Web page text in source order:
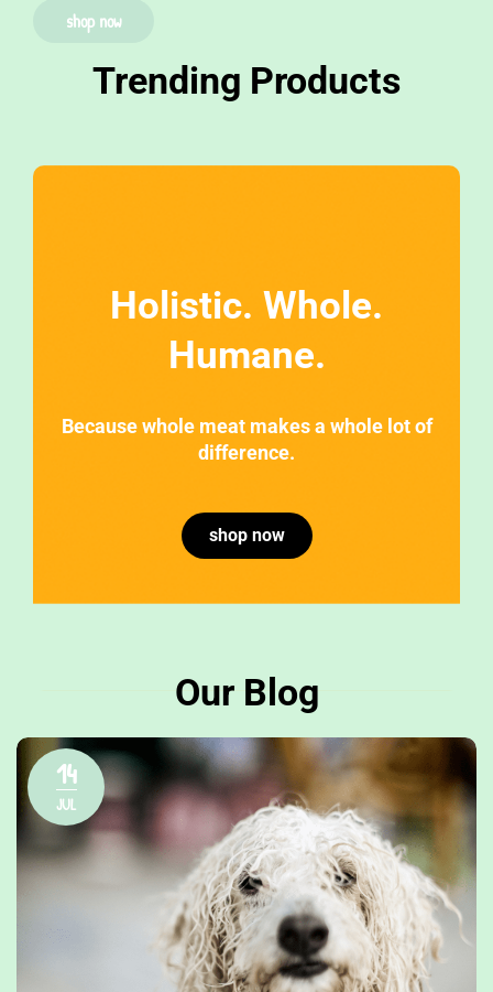
shop now
Trending Products
Holistic. Whole.
Humane.
Because whole meat makes a whole lot of
difference.
shop now
Our Blog
14
JUL